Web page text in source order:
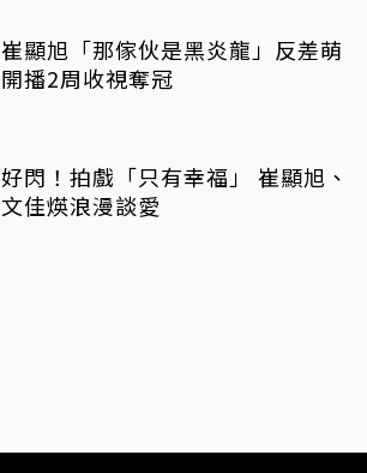
崔顯旭「那傢伙是黑炎龍」反差萌
開播2周收視奪冠
好閃！拍戲「只有幸福」 崔顯旭、
文佳煐浪漫談愛